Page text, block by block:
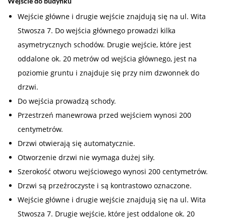
Wejście główne i drugie wejście znajdują się na ul. Wita
Stwosza 7. Do wejścia głównego prowadzi kilka
asymetrycznych schodów. Drugie wejście, które jest
oddalone ok. 20 metrów od wejścia głównego, jest na
poziomie gruntu i znajduje się przy nim dzwonnek do
drzwi.
Do wejścia prowadzą schody.
Przestrzeń manewrowa przed wejściem wynosi 200
centymetrów.
Drzwi otwierają się automatycznie.
Otworzenie drzwi nie wymaga dużej siły.
Szerokość otworu wejściowego wynosi 200 centymetrów.
Drzwi są przeźroczyste i są kontrastowo oznaczone.
Wejście główne i drugie wejście znajdują się na ul. Wita
Stwosza 7. Drugie wejście, które jest oddalone ok. 20